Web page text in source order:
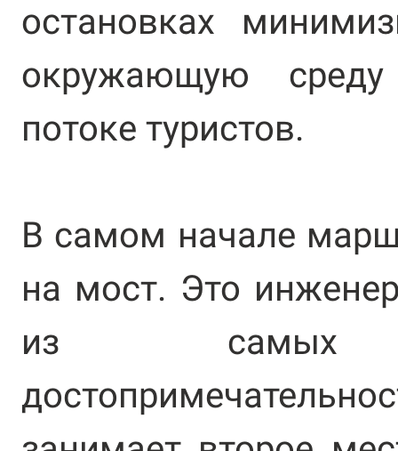
остановках
окружающую
потоке туристов.
В самом начале
на мост. Это
из самых